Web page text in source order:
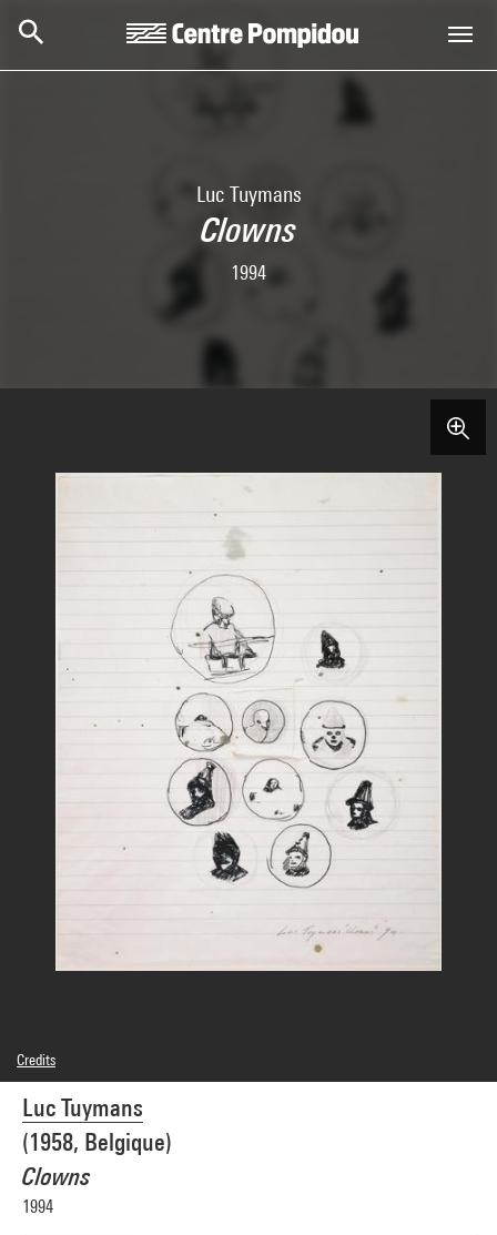
Luc Tuymans
Clowns
1994
Luc Tuymans
(1958, Belgique)
Clowns
1994
Credits
© Studio Luc Tuymans
Photo credits : Centre Pompidou, MNAM-CCI/Bertrand Prévost/Dist. GrandPalaisRmn
Image reference : 4R11946 [1997 CX 0011]